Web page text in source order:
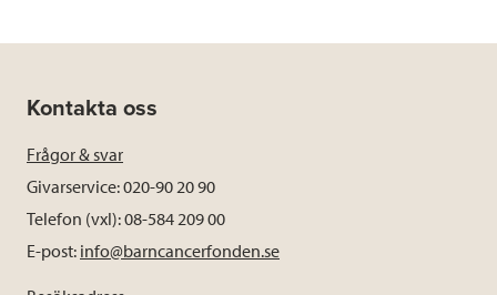
Kontakta oss
Frågor & svar
Givarservice: 020-90 20 90
Telefon (vxl): 08-584 209 00
E-post: info@barncancerfonden.se